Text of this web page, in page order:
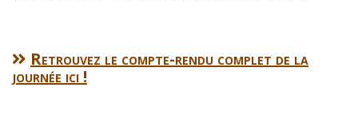
Retrouvez le compte-rendu complet de la
journée ici !